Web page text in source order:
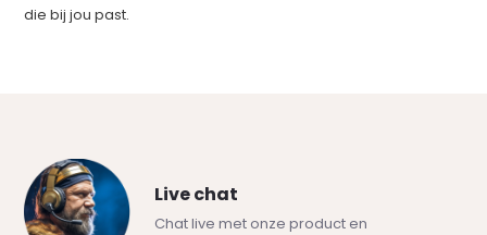
die bij jou past.
Live chat
Chat live met onze product en